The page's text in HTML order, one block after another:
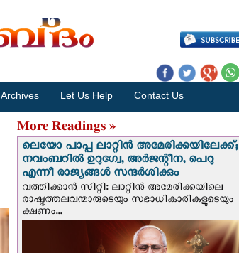
Archives Let Us Help Contact Us
More Readings »
ലെയോ പാപ്പ ലാറ്റിൻ അമേരിക്കയിലേക്ക്;
നവംബറില്‍ ഉറുഗ്വേ, അർജന്റീന, പെറു
എന്നീ രാജ്യങ്ങള്‍ സന്ദര്‍ശിക്കും
വത്തിക്കാന്‍ സിറ്റി: ലാറ്റിന്‍ അമേരിക്കയിലെ
രാഷ്ട്രത്തലവന്മാരുടെയും സഭാധികാരികളുടെയും
ക്ഷണം...